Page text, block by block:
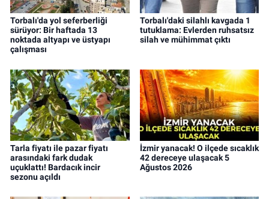
Torbalı'da yol seferberliği
sürüyor: Bir haftada 13
noktada altyapı ve üstyapı
çalışması
Torbalı'daki silahlı kavgada 1
tutuklama: Evlerden ruhsatsız
silah ve mühimmat çıktı
Tarla fiyatı ile pazar fiyatı
arasındaki fark dudak
uçuklattı! Bardacık incir
sezonu açıldı
İzmir yanacak! O ilçede sıcaklık
42 dereceye ulaşacak 5
Ağustos 2026